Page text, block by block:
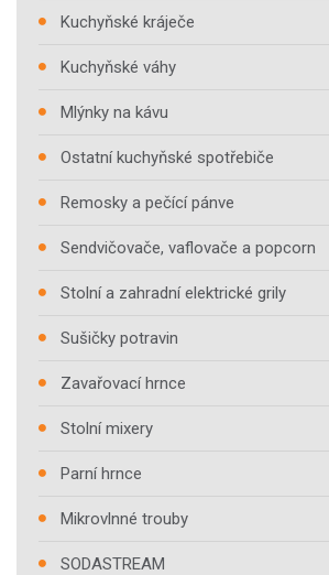
Kuchyňské kráječe
Kuchyňské váhy
Mlýnky na kávu
Ostatní kuchyňské spotřebiče
Remosky a pečící pánve
Sendvičovače, vaflovače a popcorn
Stolní a zahradní elektrické grily
Sušičky potravin
Zavařovací hrnce
Stolní mixery
Parní hrnce
Mikrovlnné trouby
SODASTREAM